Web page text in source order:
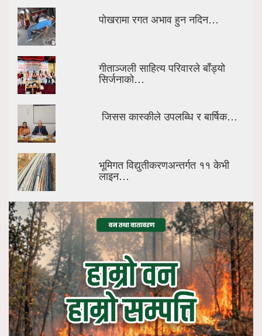
पोखरामा रगत अभाव हुन नदिन…
गीताञ्जली साहित्य परिवारले बाँड्यो
सिर्जनाको…
जिसस कास्कीले उपलब्धि र बार्षिक…
भूमिगत विद्युतीकरणअन्तर्गत ११ केभी
लाइन…